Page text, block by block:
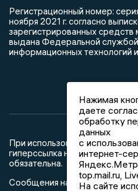
Регистрационный номер:
ноября 2021 г. согласно
зарегистрированных
выдана Федеральной
информационных технологий
При использовании любого
гиперссылка на Сетевое
обязательна.
Сообщения на сером фоне
Нажимая
даете
обработку
данных
с
интернет-
top.mail.ru,
На сайте